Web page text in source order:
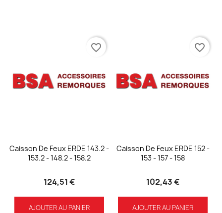
Caisson De Feux ERDE 143.2 -
153.2 - 148.2 - 158.2
124,51 €
AJOUTER AU PANIER
favorite_border
Caisson De Feux ERDE 152 -
153 - 157 - 158
102,43 €
AJOUTER AU PANIER
favorite_border